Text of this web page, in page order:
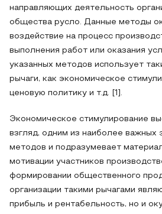
направляющих деятельность
общества русло. Данные методы
воздействие на процесс
выполнения работ или оказания
указанных методов использует
рычаги, как экономическое
ценовую политику и т.д. [1].
Экономическое стимулирование
взгляд, одним из наиболее важных
методов и подразумевает
мотивации участников
формировании общественного
организации такими рычагами
прибыль и рентабельность, но и